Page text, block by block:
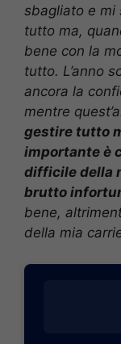
sbagliato e mi
tutto ma,
bene con la
tutto. L’anno
ancora la
mentre
gestire tutto
importante è
difficile della
brutto
bene,
della mia